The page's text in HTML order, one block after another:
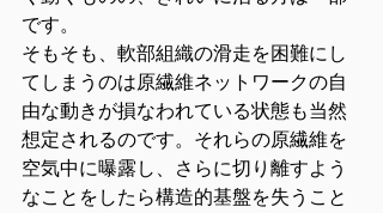
です。
そもそも、軟部組織の滑走を困難にし
てしまうのは原繊維ネットワークの自
由な動きが損なわれている状態も当然
想定されるのです。それらの原繊維を
空気中に曝露し、さらに切り離すよう
なことをしたら構造的基盤を失うこと